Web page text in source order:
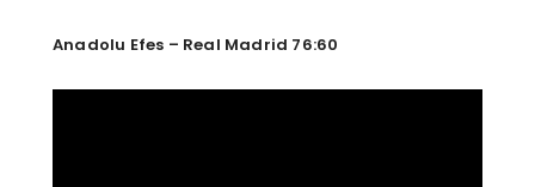
Anadolu Efes – Real Madrid 76:60